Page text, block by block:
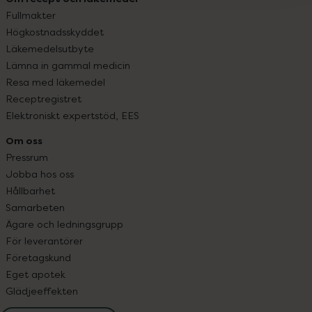
Fullmakter
Högkostnadsskyddet
Läkemedelsutbyte
Lämna in gammal medicin
Resa med läkemedel
Receptregistret
Elektroniskt expertstöd, EES
Om oss
Pressrum
Jobba hos oss
Hållbarhet
Samarbeten
Ägare och ledningsgrupp
För leverantörer
Företagskund
Eget apotek
Glädjeeffekten